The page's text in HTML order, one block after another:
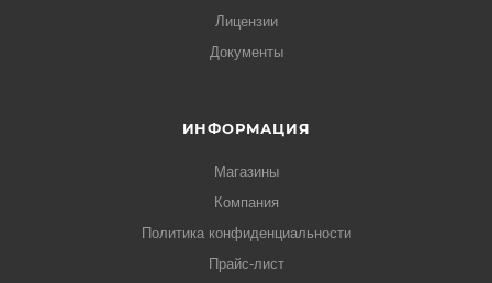
Лицензии
Документы
ИНФОРМАЦИЯ
Магазины
Компания
Политика конфиденциальности
Прайс-лист